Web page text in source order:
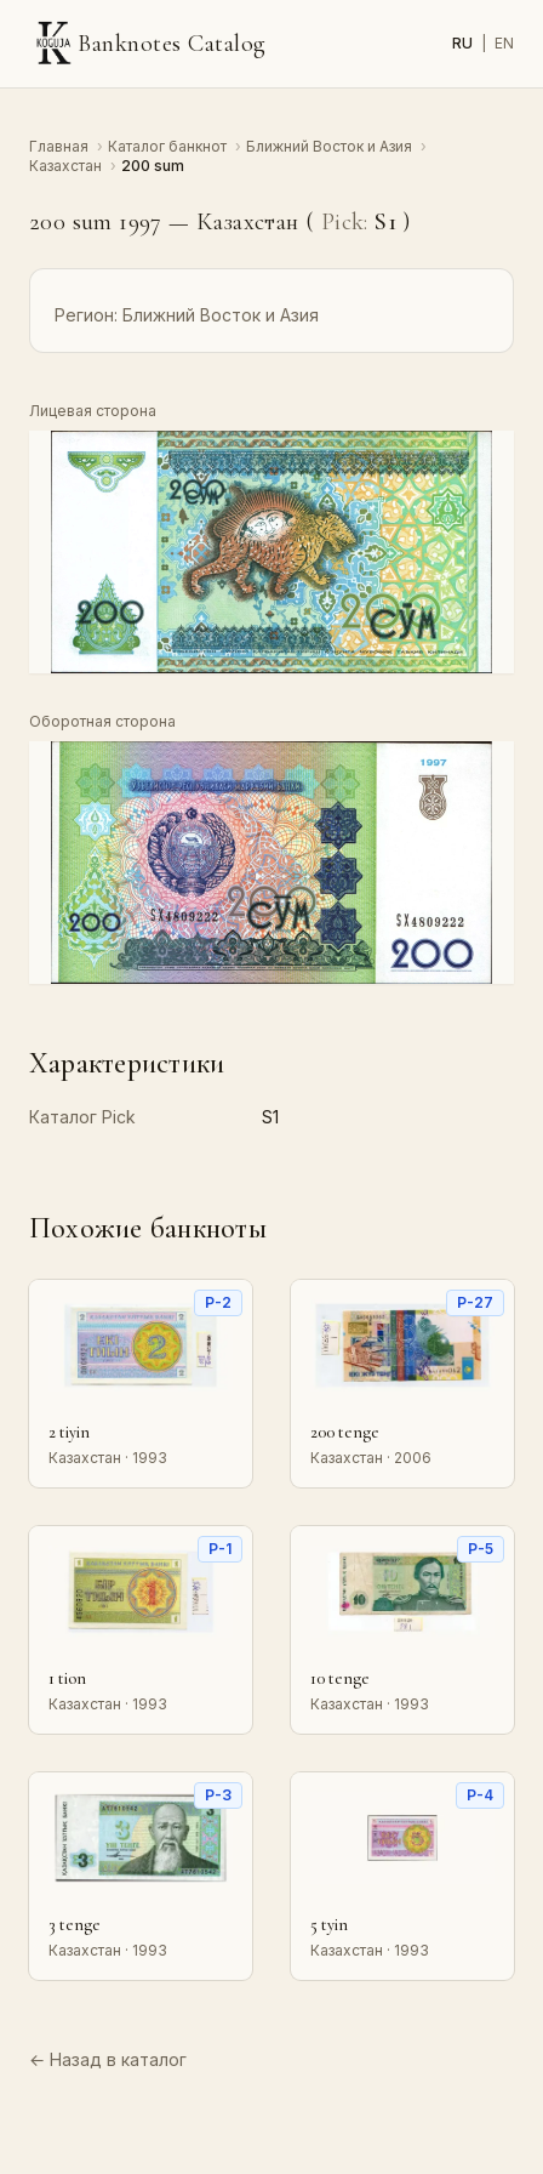
Banknotes Catalog RU EN
Главная › Каталог банкнот › Ближний Восток и Азия ›
Казахстан › 200 sum
200 sum 1997 — Казахстан ( Pick: S1 )
Регион: Ближний Восток и Азия
Лицевая сторона
Оборотная сторона
Характеристики
Каталог Pick S1
Похожие банкноты
P-2
2 tiyin
Казахстан · 1993
P-27
200 tenge
Казахстан · 2006
P-1
1 tion
Казахстан · 1993
P-5
10 tenge
Казахстан · 1993
P-3
3 tenge
Казахстан · 1993
P-4
5 tyin
Казахстан · 1993
← Назад в каталог